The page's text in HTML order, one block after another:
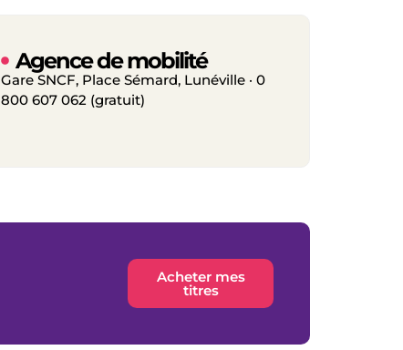
Agence de mobilité
Gare SNCF, Place Sémard, Lunéville · 0
800 607 062 (gratuit)
Acheter mes
titres